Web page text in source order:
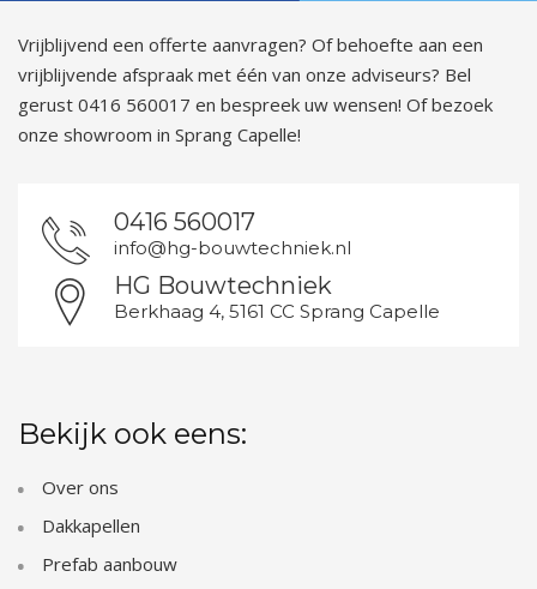
Vrijblijvend een offerte aanvragen? Of behoefte aan een
vrijblijvende afspraak met één van onze adviseurs? Bel
gerust 0416 560017 en bespreek uw wensen! Of bezoek
onze showroom in Sprang Capelle!
0416 560017
info@hg-bouwtechniek.nl
HG Bouwtechniek
Berkhaag 4, 5161 CC Sprang Capelle
Bekijk ook eens:
Over ons
Dakkapellen
Prefab aanbouw